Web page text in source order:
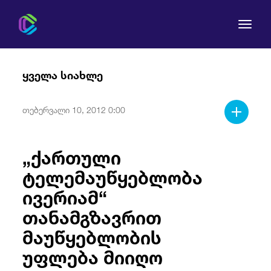
მომხმარებლის უფლებები
რეგულირება
სამართლებრივი აქტები
ყველა სიახლე
„ქართული
ტელემაუწყებლობა
ივერიამ“
თანამგზავრით
მაუწყებლობის
უფლება მიიღო
თებერვალი 10, 2012 0:00